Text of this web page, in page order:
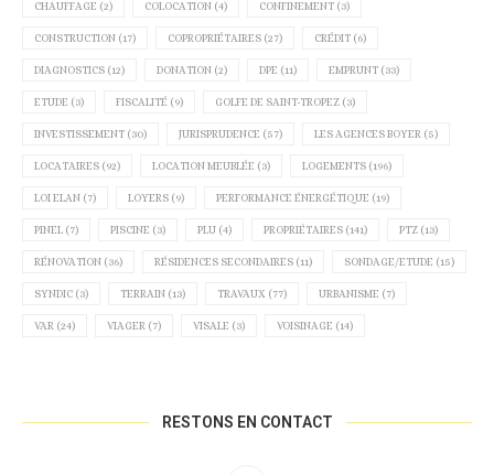
CHAUFFAGE (2) COLOCATION (4) CONFINEMENT (3)
CONSTRUCTION (17) COPROPRIÉTAIRES (27) CRÉDIT (6)
DIAGNOSTICS (12) DONATION (2) DPE (11) EMPRUNT (33)
ETUDE (3) FISCALITÉ (9) GOLFE DE SAINT-TROPEZ (3)
INVESTISSEMENT (30) JURISPRUDENCE (57) LES AGENCES BOYER (5)
LOCATAIRES (92) LOCATION MEUBLÉE (3) LOGEMENTS (196)
LOI ELAN (7) LOYERS (9) PERFORMANCE ÉNERGÉTIQUE (19)
PINEL (7) PISCINE (3) PLU (4) PROPRIÉTAIRES (141) PTZ (13)
RÉNOVATION (36) RÉSIDENCES SECONDAIRES (11) SONDAGE/ETUDE (15)
SYNDIC (3) TERRAIN (13) TRAVAUX (77) URBANISME (7)
VAR (24) VIAGER (7) VISALE (3) VOISINAGE (14)
RESTONS EN CONTACT